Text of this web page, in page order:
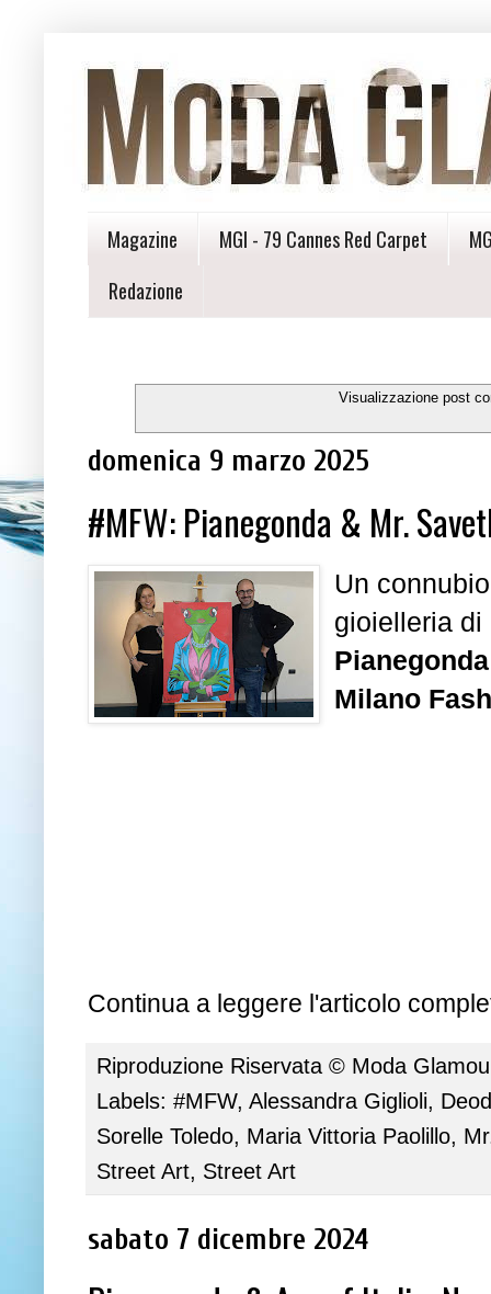
Magazine MGI - 79 Cannes Red Carpet
Redazione
Visualizzazione post
domenica 9 marzo 2025
#MFW: Pianegonda & Mr.
Un
gioielleria di
Pianegonda
Milano
Continua a leggere l'articolo
Riproduzione Riservata © Moda
Labels: #MFW, Alessandra Giglioli,
Sorelle Toledo, Maria Vittoria Paolillo,
Street Art, Street Art
sabato 7 dicembre 2024